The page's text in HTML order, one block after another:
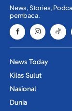
News, Stories,
pembaca.
News Today
Kilas Sulut
Nasional
Dunia